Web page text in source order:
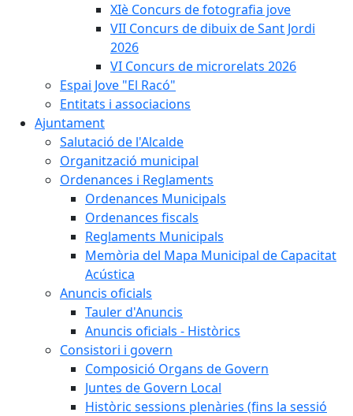
XIè Concurs de fotografia jove
VII Concurs de dibuix de Sant Jordi
2026
VI Concurs de microrelats 2026
Espai Jove "El Racó"
Entitats i associacions
Ajuntament
Salutació de l'Alcalde
Organització municipal
Ordenances i Reglaments
Ordenances Municipals
Ordenances fiscals
Reglaments Municipals
Memòria del Mapa Municipal de Capacitat
Acústica
Anuncis oficials
Tauler d'Anuncis
Anuncis oficials - Històrics
Consistori i govern
Composició Organs de Govern
Juntes de Govern Local
Històric sessions plenàries (fins la sessió